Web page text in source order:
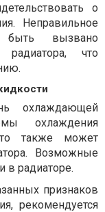
о
Неправильное
быть вызвано
что
охлаждающей
охлаждения
также может
Возможные
в радиаторе.
признаков
рекомендуется